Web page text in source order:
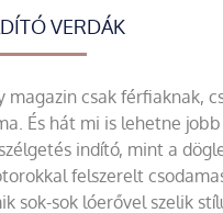
VERDÁK
magazin csak férfiaknak,
És hát mi is lehetne jobb
indító, mint a
felszerelt
sok-sok lóerővel szelik